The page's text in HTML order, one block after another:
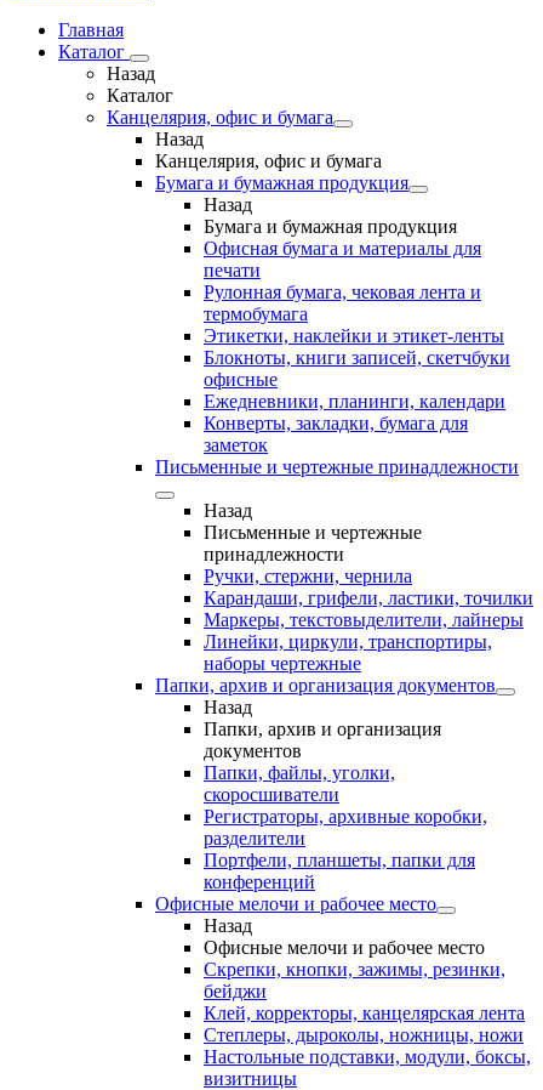
Главная
Каталог
Назад
Каталог
Канцелярия, офис и бумага
Назад
Канцелярия, офис и бумага
Бумага и бумажная продукция
Назад
Бумага и бумажная продукция
Офисная бумага и материалы для
печати
Рулонная бумага, чековая лента и
термобумага
Этикетки, наклейки и этикет-ленты
Блокноты, книги записей, скетчбуки
офисные
Ежедневники, планинги, календари
Конверты, закладки, бумага для
заметок
Письменные и чертежные принадлежности
Назад
Письменные и чертежные
принадлежности
Ручки, стержни, чернила
Карандаши, грифели, ластики, точилки
Маркеры, текстовыделители, лайнеры
Линейки, циркули, транспортиры,
наборы чертежные
Папки, архив и организация документов
Назад
Папки, архив и организация
документов
Папки, файлы, уголки,
скоросшиватели
Регистраторы, архивные коробки,
разделители
Портфели, планшеты, папки для
конференций
Офисные мелочи и рабочее место
Назад
Офисные мелочи и рабочее место
Скрепки, кнопки, зажимы, резинки,
бейджи
Клей, корректоры, канцелярская лента
Степлеры, дыроколы, ножницы, ножи
Настольные подставки, модули, боксы,
визитницы